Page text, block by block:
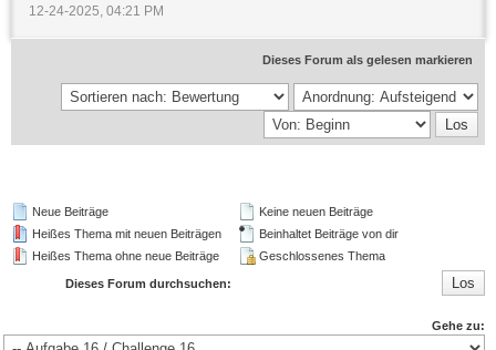
12-24-2025, 04:21 PM
Dieses Forum als gelesen markieren
Neue Beiträge
Heißes Thema mit neuen Beiträgen
Heißes Thema ohne neue Beiträge
Keine neuen Beiträge
Beinhaltet Beiträge von dir
Geschlossenes Thema
Dieses Forum durchsuchen:
Gehe zu: